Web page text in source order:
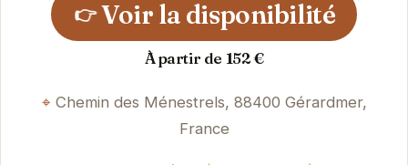
👉Voir la disponibilité
À partir de 152 €
Chemin des Ménestrels, 88400 Gérardmer,
France